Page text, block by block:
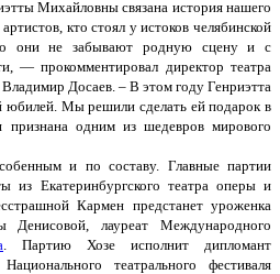
Михайловны связана история нашего
кто стоял у истоков челябинской
они не забывают родную сцену и с
— прокомментировал директор театра
Досаев. – В этом году Генриэтта
юбилей. Мы решили сделать ей подарок в
признана одним из шедевров мирового
и по составу. Главные партии
из Екатеринбургского театра оперы и
Кармен предстанет уроженка
Денисовой, лауреат Международного
. Партию Хозе исполнит дипломант
театрального фестиваля